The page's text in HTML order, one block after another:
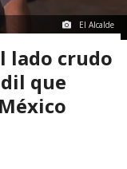
El Alcalde
lado crudo
que